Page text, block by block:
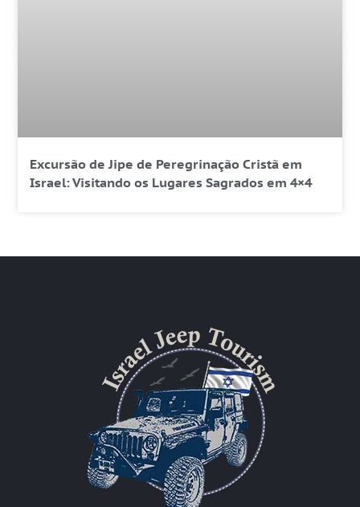
Excursão de Jipe de Peregrinação Cristã em
Israel: Visitando os Lugares Sagrados em 4×4